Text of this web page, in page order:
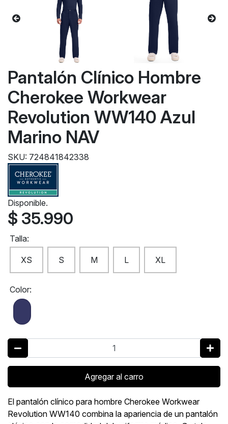
Pantalón Clínico Hombre
Cherokee Workwear
Revolution WW140 Azul
Marino NAV
SKU: 724841842338
Disponible.
$ 35.990
Talla:
XS S M L XL
Color:
Agregar al carro
El pantalón clínico para hombre Cherokee Workwear
Revolution WW140 combina la apariencia de un pantalón